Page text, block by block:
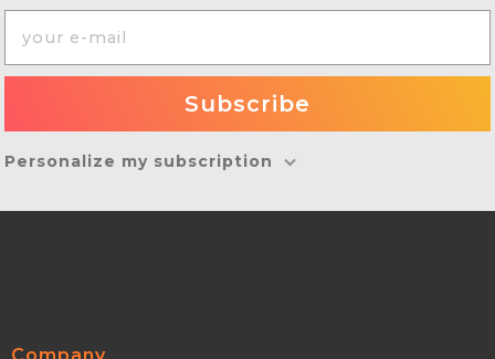
Personalize my subscription
Company